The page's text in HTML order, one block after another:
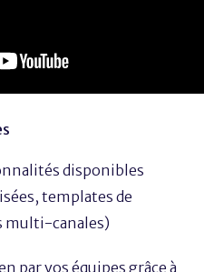
disponibles
templates de
multi-canales)
par vos équipes grâce à